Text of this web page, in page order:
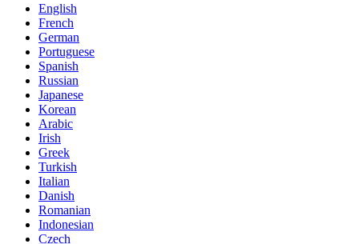
English
French
German
Portuguese
Spanish
Russian
Japanese
Korean
Arabic
Irish
Greek
Turkish
Italian
Danish
Romanian
Indonesian
Czech